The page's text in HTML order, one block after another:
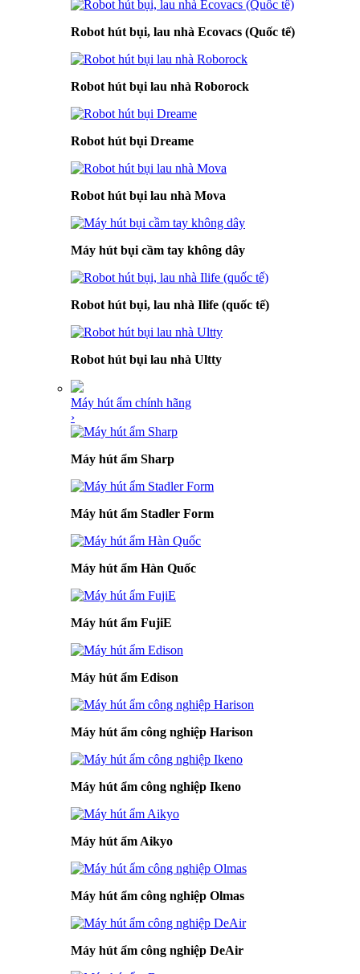
Robot hút bụi, lau nhà Ecovacs (Quốc tế)
Robot hút bụi lau nhà Roborock
Robot hút bụi Dreame
Robot hút bụi lau nhà Mova
Máy hút bụi cầm tay không dây
Robot hút bụi, lau nhà Ilife (quốc tế)
Robot hút bụi lau nhà Ultty
Máy hút ẩm chính hãng
›
Máy hút ẩm Sharp
Máy hút ẩm Stadler Form
Máy hút ẩm Hàn Quốc
Máy hút ẩm FujiE
Máy hút ẩm Edison
Máy hút ẩm công nghiệp Harison
Máy hút ẩm công nghiệp Ikeno
Máy hút ẩm Aikyo
Máy hút ẩm công nghiệp Olmas
Máy hút ẩm công nghiệp DeAir